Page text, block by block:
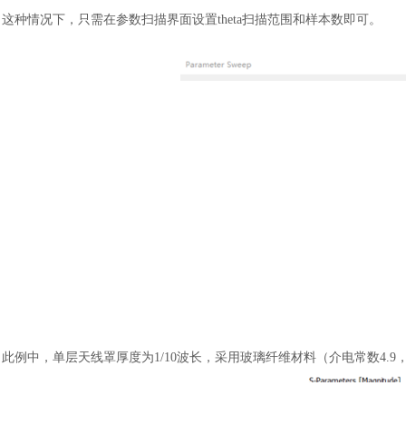
这种情况下，只需在参数扫描界面设置theta扫描范围和样本数即可。
此例中，单层天线罩厚度为1/10波长，采用玻璃纤维材料（介电常数4.9